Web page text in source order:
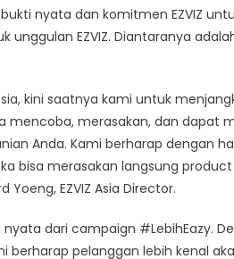
Resmi
Buka
nyata dan komitmen EZVIZ
EZVIZ. Diantaranya
kini saatnya kami untuk
mencoba, merasakan, dan dapat
Anda. Kami berharap dengan
bisa merasakan langsung
EZVIZ Asia Director.
nyata dari campaign #LebihEazy.
berharap pelanggan lebih kenal